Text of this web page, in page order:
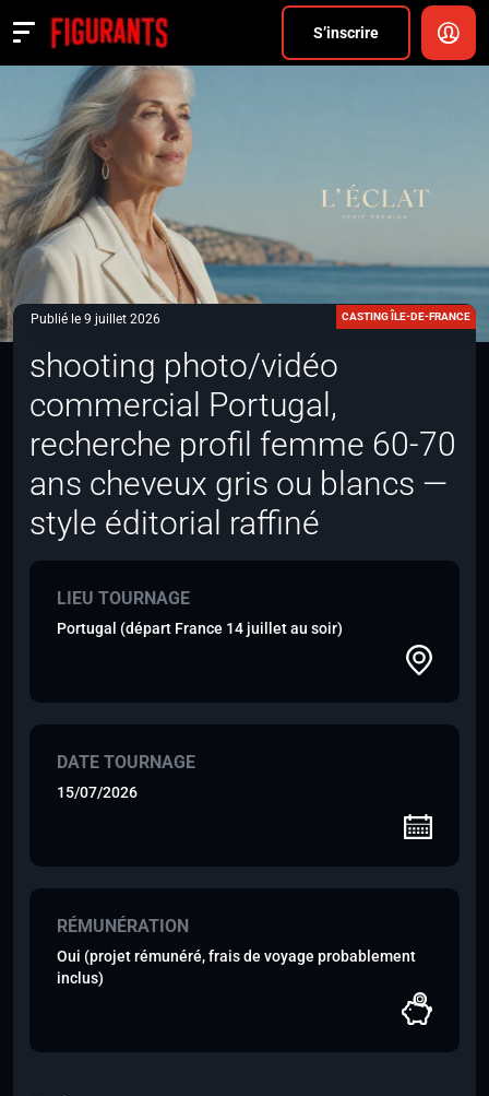
S’inscrire
Actualités
S’inscrire
CONNEXION
Publié le 9 juillet 2026 CASTING ÎLE-DE-FRANCE
shooting photo/vidéo
commercial Portugal,
recherche profil femme 60-70
ans cheveux gris ou blancs —
style éditorial raffiné
LIEU TOURNAGE
Portugal (départ France 14 juillet au soir)
DATE TOURNAGE
15/07/2026
RÉMUNÉRATION
Oui (projet rémunéré, frais de voyage probablement
inclus)